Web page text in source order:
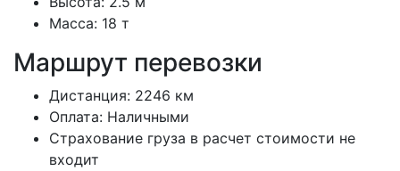
Масса: 18 т
Маршрут перевозки
Дистанция: 2246 км
Оплата: Наличными
Страхование груза в расчет стоимости не
входит